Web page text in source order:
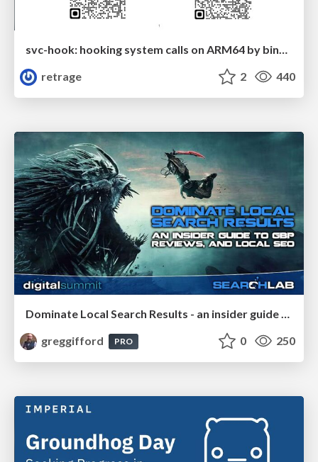
svc-hook: hooking system calls on ARM64 by binary rewriting
retrage
2 440
Dominate Local Search Results - an insider guide to GBP, reviews, and Local SEO
greggifford
PRO 0 250